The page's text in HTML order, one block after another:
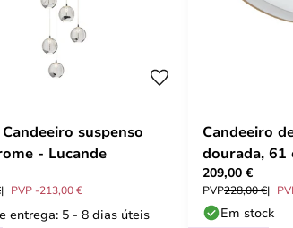
suspenso
- Lucande
PVP -213,00 €
entrega: 5 - 8 dias úteis
Candeeiro
dourada, 61
Lucande
209,00 €
PVP228,00 €
Em stock